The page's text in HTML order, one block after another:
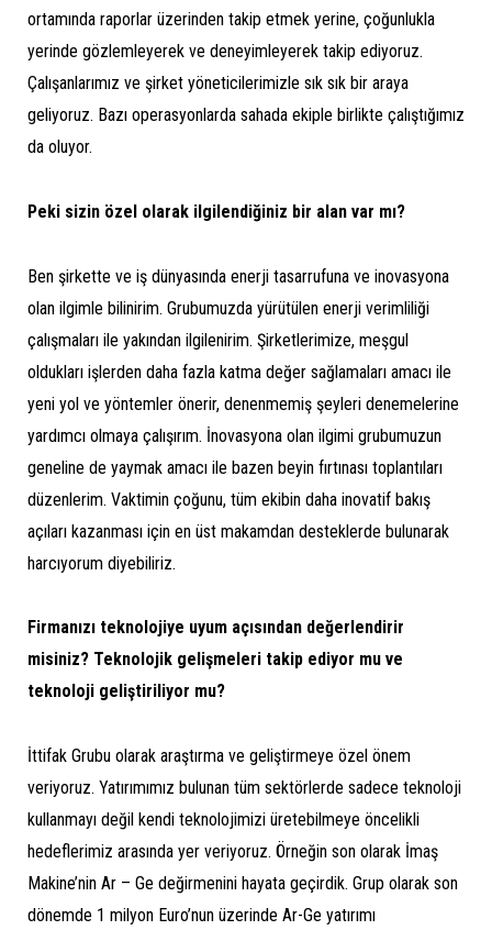
ortamında raporlar üzerinden takip etmek yerine, çoğunlukla
yerinde gözlemleyerek ve deneyimleyerek takip ediyoruz.
Çalışanlarımız ve şirket yöneticilerimizle sık sık bir araya
geliyoruz. Bazı operasyonlarda sahada ekiple birlikte çalıştığımız
da oluyor.
Peki sizin özel olarak ilgilendiğiniz bir alan var mı?
Ben şirkette ve iş dünyasında enerji tasarrufuna ve inovasyona
olan ilgimle bilinirim. Grubumuzda yürütülen enerji verimliliği
çalışmaları ile yakından ilgilenirim. Şirketlerimize, meşgul
oldukları işlerden daha fazla katma değer sağlamaları amacı ile
yeni yol ve yöntemler önerir, denenmemiş şeyleri denemelerine
yardımcı olmaya çalışırım. İnovasyona olan ilgimi grubumuzun
geneline de yaymak amacı ile bazen beyin fırtınası toplantıları
düzenlerim. Vaktimin çoğunu, tüm ekibin daha inovatif bakış
açıları kazanması için en üst makamdan desteklerde bulunarak
harcıyorum diyebiliriz.
Firmanızı teknolojiye uyum açısından değerlendirir
misiniz? Teknolojik gelişmeleri takip ediyor mu ve
teknoloji geliştiriliyor mu?
İttifak Grubu olarak araştırma ve geliştirmeye özel önem
veriyoruz. Yatırımımız bulunan tüm sektörlerde sadece teknoloji
kullanmayı değil kendi teknolojimizi üretebilmeye öncelikli
hedeflerimiz arasında yer veriyoruz. Örneğin son olarak İmaş
Makine’nin Ar – Ge değirmenini hayata geçirdik. Grup olarak son
dönemde 1 milyon Euro’nun üzerinde Ar-Ge yatırımı